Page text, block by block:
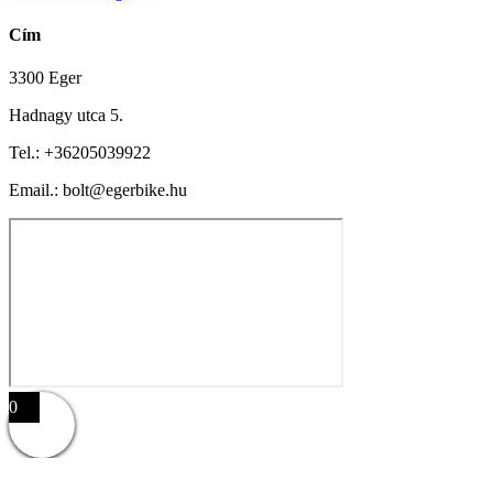
Cím
3300 Eger
Hadnagy utca 5.
Tel.: +36205039922
Email.: bolt@egerbike.hu
0